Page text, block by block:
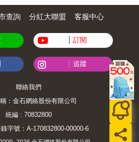
查詢 分紅大聯盟 客服中心
訂閱
追蹤
聯絡我們
：金石網絡股份有限公司
統編 : 70832800
字號：A-170832800-00000-6